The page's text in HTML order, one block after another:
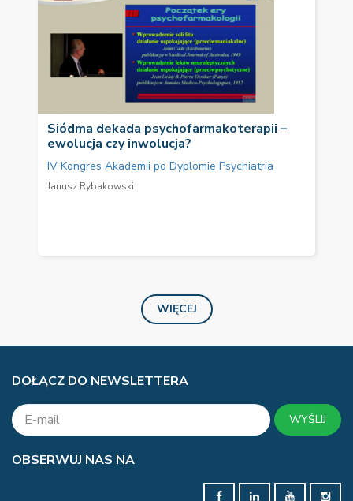
Siódma dekada psychofarmakoterapii –
ewolucja czy inwolucja?
IV Kongres Akademii po Dyplomie Psychiatria
Janusz Rybakowski
WIĘCEJ
DOŁĄCZ DO NEWSLETTERA
WYŚLIJ
OBSERWUJ NAS NA